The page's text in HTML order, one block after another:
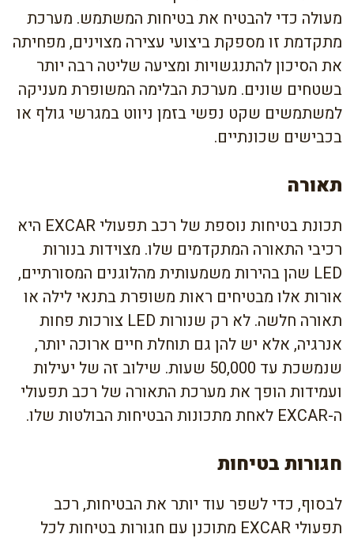
מעולה כדי להבטיח את בטיחות המשתמש. מערכת
מתקדמת זו מספקת ביצועי עצירה מצוינים, מפחיתה
את הסיכון להתנגשויות ומציעה שליטה רבה יותר
בשטחים שונים. מערכת הבלימה המשופרת מעניקה
למשתמשים שקט נפשי בזמן ניווט במגרשי גולף או
בכבישים שכונתיים.
תאורה
תכונת בטיחות נוספת של רכב תפעולי EXCAR היא
רכיבי התאורה המתקדמים שלו. מצוידות בנורות
LED שהן בהירות משמעותית מהלוגנים המסורתיים,
אורות אלו מבטיחים ראות משופרת בתנאי לילה או
תאורה חלשה. לא רק שנורות LED צורכות פחות
אנרגיה, אלא יש להן גם תוחלת חיים ארוכה יותר,
שנמשכת עד 50,000 שעות. שילוב זה של יעילות
ועמידות הופך את מערכת התאורה של רכב תפעולי
ה-EXCAR לאחת מתכונות הבטיחות הבולטות שלו.
חגורות בטיחות
לבסוף, כדי לשפר עוד יותר את הבטיחות, רכב
תפעולי EXCAR מתוכנן עם חגורות בטיחות לכל